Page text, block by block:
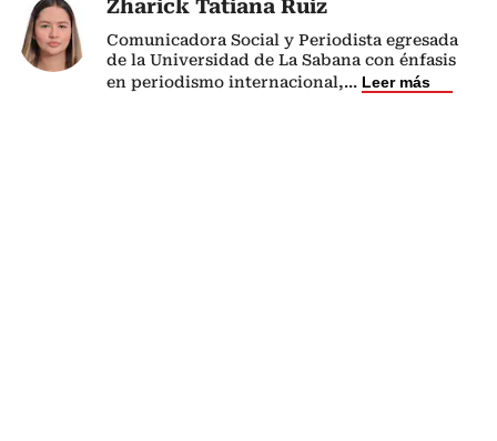
Zharick Tatiana Ruiz
Comunicadora Social y Periodista egresada
de la Universidad de La Sabana con énfasis
en periodismo internacional,... Leer más